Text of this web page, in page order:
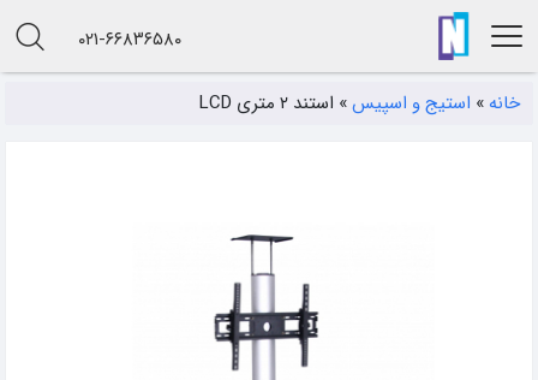
۰۲۱-۶۶۸۳۶۵۸۰
خانه » استیج و اسپیس» استند ۲ متری LCD